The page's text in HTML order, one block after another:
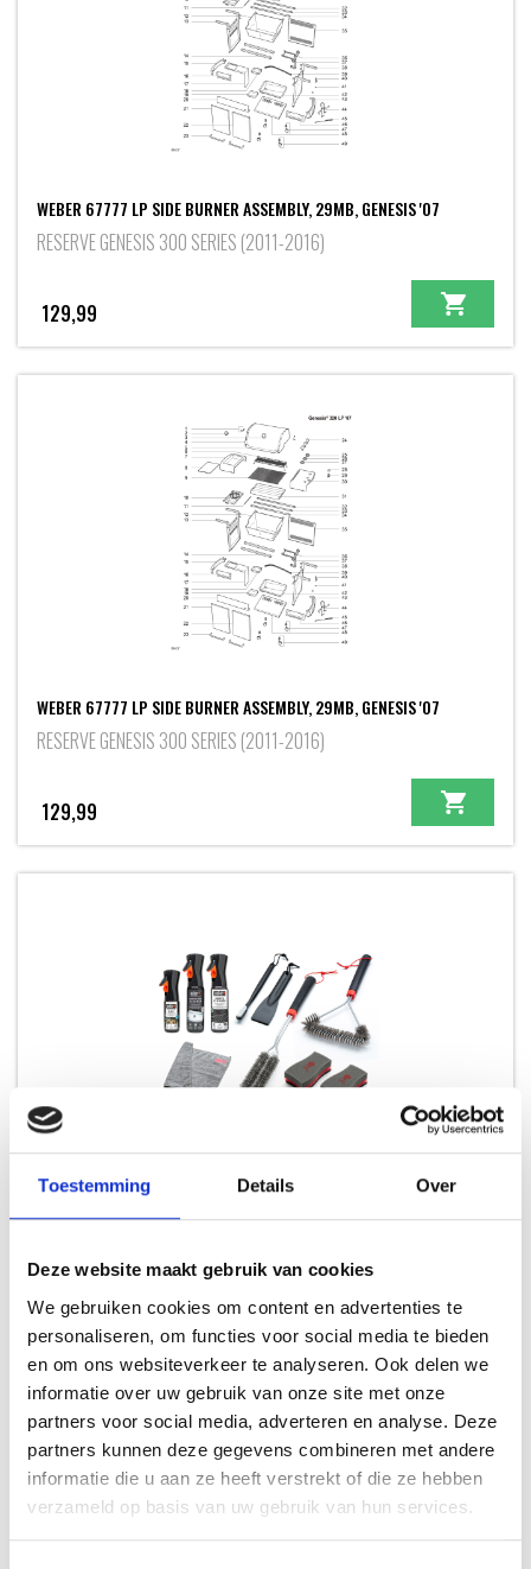
Toestemming Details Over
Deze website maakt gebruik van cookies
We gebruiken cookies om content en advertenties te
personaliseren, om functies voor social media te bieden
en om ons websiteverkeer te analyseren. Ook delen we
informatie over uw gebruik van onze site met onze
partners voor social media, adverteren en analyse. Deze
partners kunnen deze gegevens combineren met andere
informatie die u aan ze heeft verstrekt of die ze hebben
verzameld op basis van uw gebruik van hun services.
WEBER 67777 LP SIDE BURNER ASSEMBLY, 29MB, GENESIS '07
RESERVE GENESIS 300 SERIES (2011-2016)
129,99
WEBER 67777 LP SIDE BURNER ASSEMBLY, 29MB, GENESIS '07
RESERVE GENESIS 300 SERIES (2011-2016)
129,99
WEBER REINIGINGSSET VOOR ROESTVRIJSTALEN GASBARBECUES
74,99
INSPIRATIE